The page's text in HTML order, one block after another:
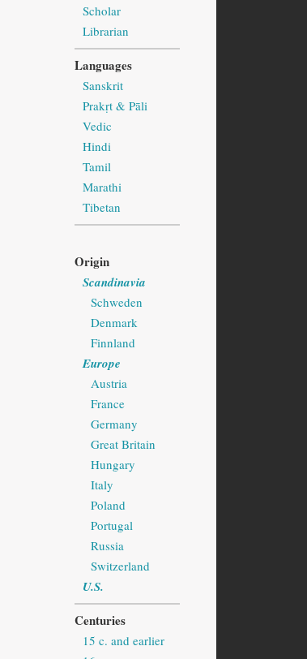
Scholar
Librarian
Languages
Sanskrit
Prakṛt & Pāli
Vedic
Hindi
Tamil
Marathi
Tibetan
Origin
Scandinavia
Schweden
Denmark
Finnland
Europe
Austria
France
Germany
Great Britain
Hungary
Italy
Poland
Portugal
Russia
Switzerland
U.S.
Centuries
15 c. and earlier